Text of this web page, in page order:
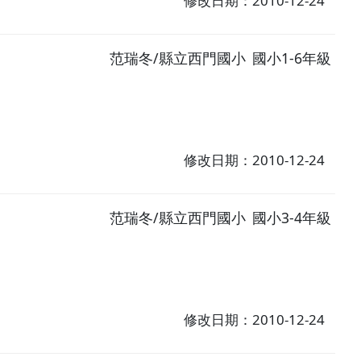
范瑞冬/縣立西門國小 國小1-6年級
修改日期：2010-12-24
范瑞冬/縣立西門國小 國小3-4年級
修改日期：2010-12-24